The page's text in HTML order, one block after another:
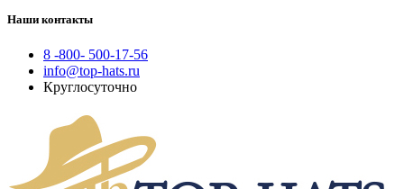
Наши контакты
8 -800- 500-17-56
info@top-hats.ru
Круглосуточно